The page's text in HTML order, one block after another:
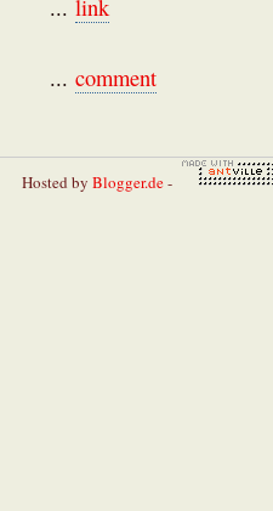
... link
... comment
Hosted by Blogger.de-